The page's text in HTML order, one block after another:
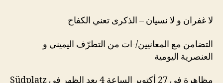
لا غفران و لا نسيان – الذكرى تعني الكفاح
التضامن مع المعانيين/-ات من التطرّف اليميني و
العنصرية اليومية
Südplatz مظاهرة في 27 أكتوبر الساعة 4 بعد الظهر في